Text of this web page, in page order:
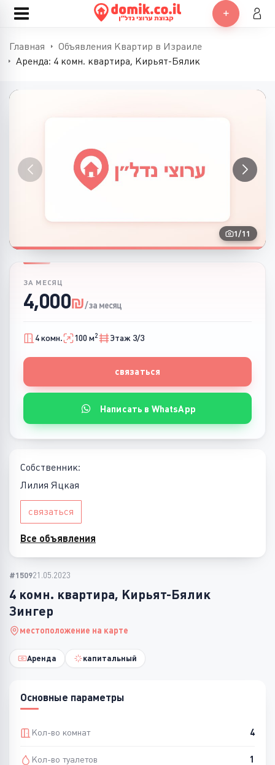
Главная
Объявления Квартир в Израиле
Аренда: 4 комн. квартира, Кирьят-Бялик
1/11
ЗА МЕСЯЦ
4,000₪/ за месяц
4 комн. 100 м2 Этаж 3/3
связаться
Написать в WhatsApp
Собственник:
Лилия Яцкая
связаться
Все объявления
#150921.05.2023
4 комн. квартира, Кирьят-Бялик
Зингер
местоположение на карте
Аренда капитальный
Основные параметры
Кол-во комнат 4
Кол-во туалетов 1